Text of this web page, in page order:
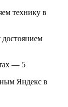
технику в
— 5
Яндекс в